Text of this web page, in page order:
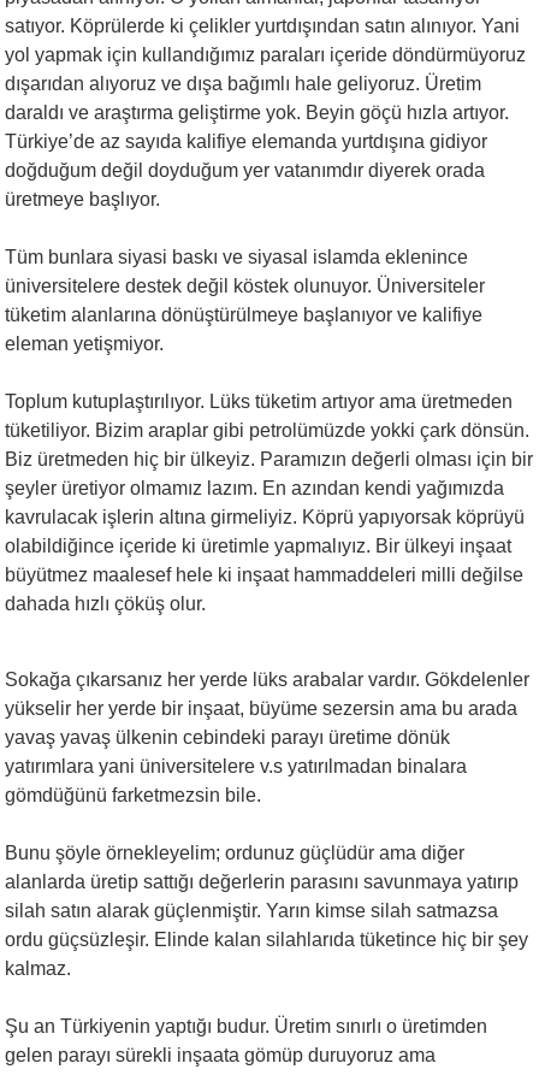
satıyor. Köprülerde ki çelikler yurtdışından satın alınıyor. Yani
yol yapmak için kullandığımız paraları içeride döndürmüyoruz
dışarıdan alıyoruz ve dışa bağımlı hale geliyoruz. Üretim
daraldı ve araştırma geliştirme yok. Beyin göçü hızla artıyor.
Türkiye’de az sayıda kalifiye elemanda yurtdışına gidiyor
doğduğum değil doyduğum yer vatanımdır diyerek orada
üretmeye başlıyor.
Tüm bunlara siyasi baskı ve siyasal islamda eklenince
üniversitelere destek değil köstek olunuyor. Üniversiteler
tüketim alanlarına dönüştürülmeye başlanıyor ve kalifiye
eleman yetişmiyor.
Toplum kutuplaştırılıyor. Lüks tüketim artıyor ama üretmeden
tüketiliyor. Bizim araplar gibi petrolümüzde yokki çark dönsün.
Biz üretmeden hiç bir ülkeyiz. Paramızın değerli olması için bir
şeyler üretiyor olmamız lazım. En azından kendi yağımızda
kavrulacak işlerin altına girmeliyiz. Köprü yapıyorsak köprüyü
olabildiğince içeride ki üretimle yapmalıyız. Bir ülkeyi inşaat
büyütmez maalesef hele ki inşaat hammaddeleri milli değilse
dahada hızlı çöküş olur.
Sokağa çıkarsanız her yerde lüks arabalar vardır. Gökdelenler
yükselir her yerde bir inşaat, büyüme sezersin ama bu arada
yavaş yavaş ülkenin cebindeki parayı üretime dönük
yatırımlara yani üniversitelere v.s yatırılmadan binalara
gömdüğünü farketmezsin bile.
Bunu şöyle örnekleyelim; ordunuz güçlüdür ama diğer
alanlarda üretip sattığı değerlerin parasını savunmaya yatırıp
silah satın alarak güçlenmiştir. Yarın kimse silah satmazsa
ordu güçsüzleşir. Elinde kalan silahlarıda tüketince hiç bir şey
kalmaz.
Şu an Türkiyenin yaptığı budur. Üretim sınırlı o üretimden
gelen parayı sürekli inşaata gömüp duruyoruz ama